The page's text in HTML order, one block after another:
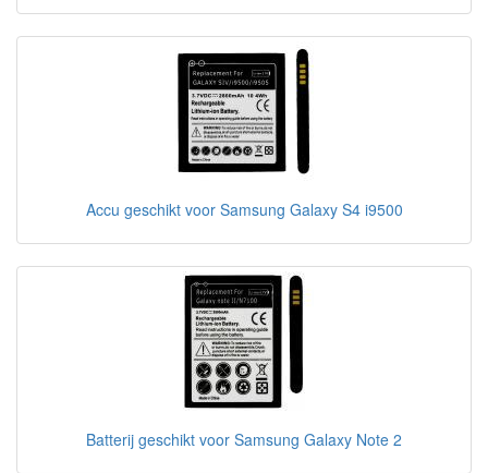
Accu geschikt voor Samsung Galaxy S4 i9500
Batterij geschikt voor Samsung Galaxy Note 2